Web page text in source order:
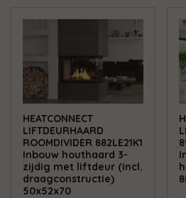
HEATCONNECT
LIFTDEURHAARD
ROOMDIVIDER 882LE21K1
Inbouw houthaard 3-
zijdig met liftdeur (incl.
draagconstructie)
50x52x70